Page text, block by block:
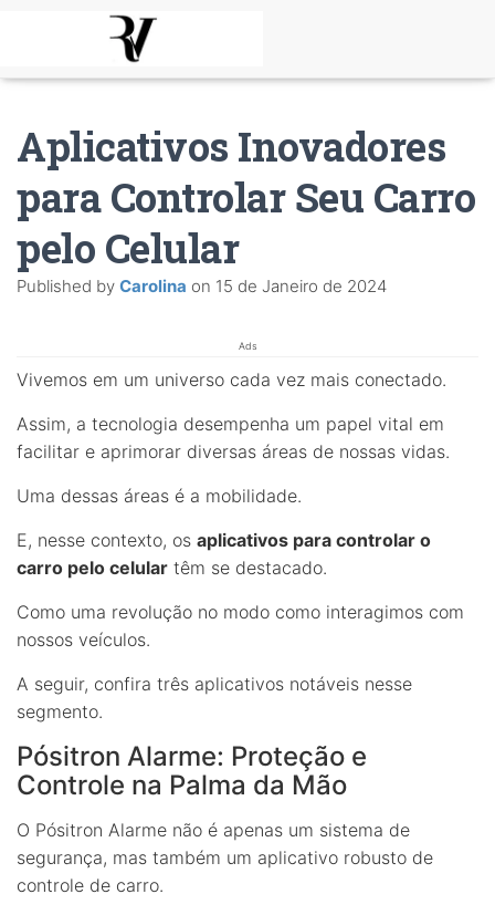
Aplicativos Inovadores
para Controlar Seu Carro
pelo Celular
Published by Carolina on 15 de Janeiro de 2024
Ads
Vivemos em um universo cada vez mais conectado.
Assim, a tecnologia desempenha um papel vital em
facilitar e aprimorar diversas áreas de nossas vidas.
Uma dessas áreas é a mobilidade.
E, nesse contexto, os aplicativos para controlar o
carro pelo celular têm se destacado.
Como uma revolução no modo como interagimos com
nossos veículos.
A seguir, confira três aplicativos notáveis nesse
segmento.
Pósitron Alarme: Proteção e
Controle na Palma da Mão
O Pósitron Alarme não é apenas um sistema de
segurança, mas também um aplicativo robusto de
controle de carro.